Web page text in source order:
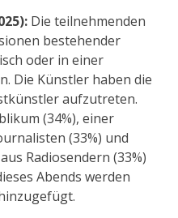
Die teilnehmenden
bestehender
oder in einer
Die Künstler haben die
aufzutreten.
(34%), einer
(33%) und
Radiosendern (33%)
Abends werden